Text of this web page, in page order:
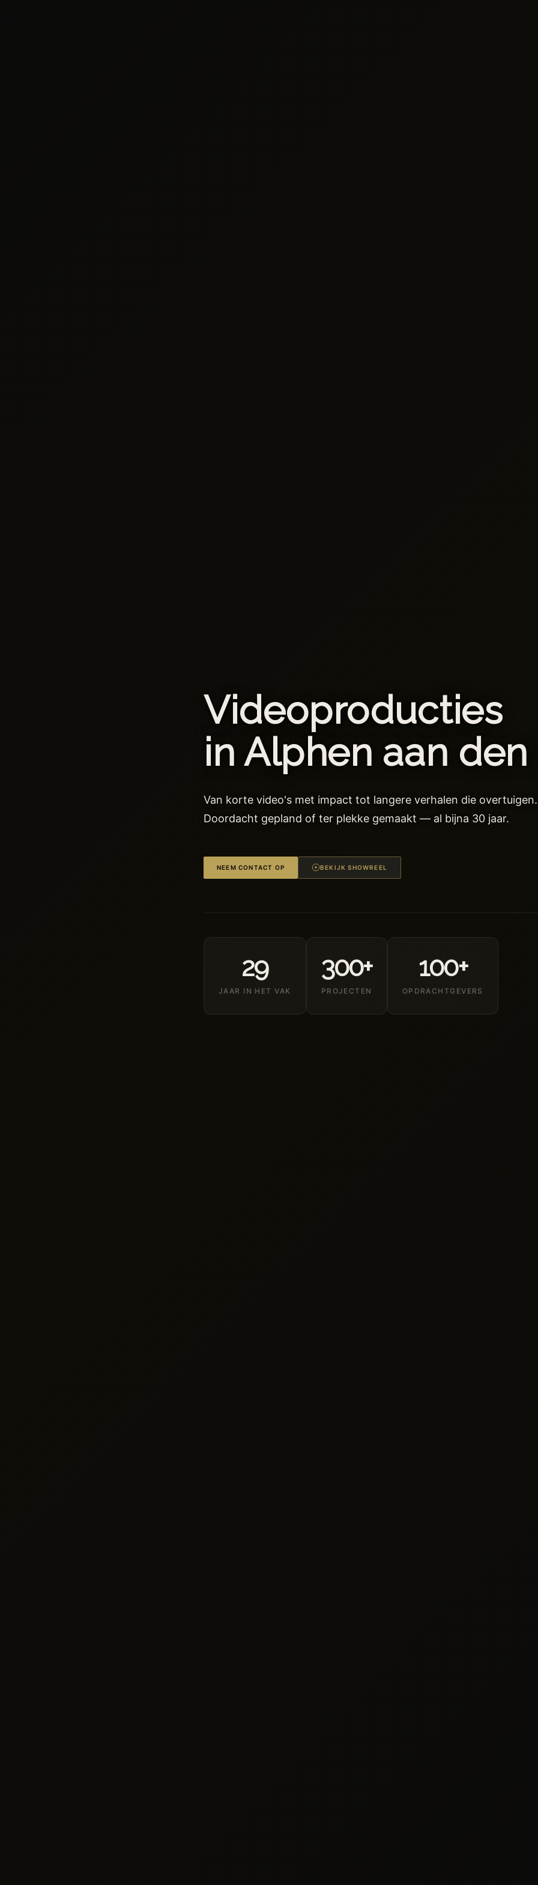
Videoproducties
in Alphen aan den
Van korte video's met impact tot langere verhalen die overtuigen.
Doordacht gepland of ter plekke gemaakt — al bijna 30 jaar.
NEEM CONTACT OP BEKIJK SHOWREEL
29
JAAR IN HET VAK
300+
PROJECTEN
100+
OPDRACHTGEVERS